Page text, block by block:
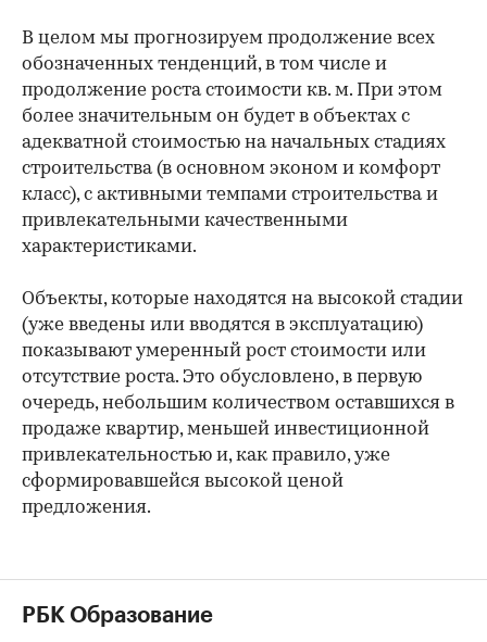
В целом мы прогнозируем продолжение всех
обозначенных тенденций, в том числе и
продолжение роста стоимости кв. м. При этом
более значительным он будет в объектах с
адекватной стоимостью на начальных стадиях
строительства (в основном эконом и комфорт
класс), с активными темпами строительства и
привлекательными качественными
характеристиками.
Объекты, которые находятся на высокой стадии
(уже введены или вводятся в эксплуатацию)
показывают умеренный рост стоимости или
отсутствие роста. Это обусловлено, в первую
очередь, небольшим количеством оставшихся в
продаже квартир, меньшей инвестиционной
привлекательностью и, как правило, уже
сформировавшейся высокой ценой
предложения.
РБК Образование